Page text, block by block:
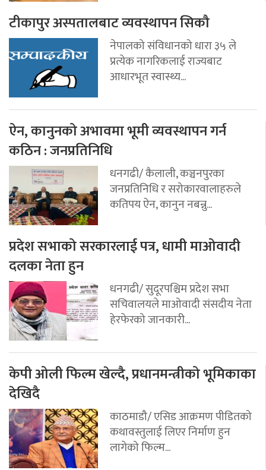
टीकापुर अस्पतालबाट व्यवस्थापन सिकौ
नेपालको संविधानको धारा ३५ ले
प्रत्येक नागरिकलाई राज्यबाट
आधारभूत स्वास्थ्य...
ऐन, कानुनको अभावमा भूमी व्यवस्थापन गर्न
कठिन : जनप्रतिनिधि
धनगढी/ कैलाली, कञ्चनपुरका
जनप्रतिनिधि र सरोकारवालाहरुले
कतिपय ऐन, कानुन नबन्नु...
प्रदेश सभाको सरकारलाई पत्र, धामी माओवादी
दलका नेता हुन
धनगढी/ सुदूरपश्चिम प्रदेश सभा
सचिवालयले माओवादी संसदीय नेता
हेरफेरको जानकारी...
केपी ओली फिल्म खेल्दै, प्रधानमन्त्रीको भूमिकाका
देखिदै
काठमाडौ/ एसिड आक्रमण पीडितको
कथावस्तुलाई लिएर निर्माण हुन
लागेको फिल्म...